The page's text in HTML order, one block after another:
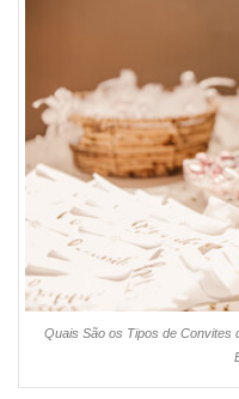
Quais São os Tipos de Convites